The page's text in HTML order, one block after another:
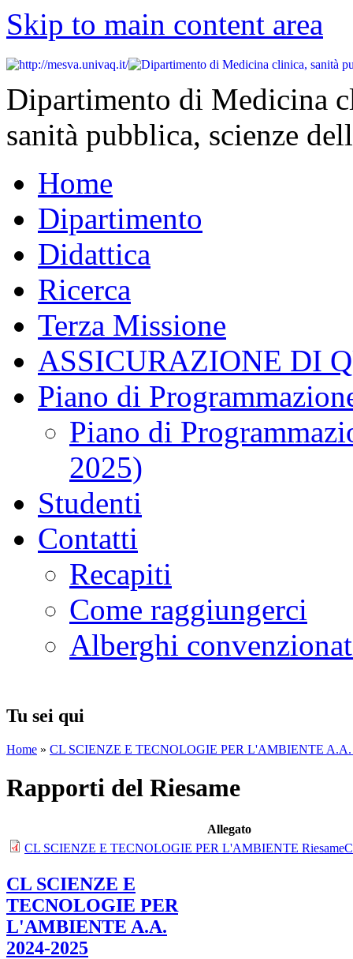
Skip to main content area
Dipartimento di Medicina
sanità pubblica, scienze
Home
Dipartimento
Didattica
Ricerca
Terza Missione
ASSICURAZIONE DI
Piano di
Piano di
2025)
Studenti
Contatti
Recapiti
Come raggiungerci
Alberghi
Tu sei qui
Home » CL SCIENZE E TECNOLOGIE PER L'AMBIENTE A.A.
Rapporti del Riesame
Allegato
CL SCIENZE E TECNOLOGIE PER L'AMBIENTE
CL SCIENZE E
TECNOLOGIE PER
L'AMBIENTE A.A.
2024-2025